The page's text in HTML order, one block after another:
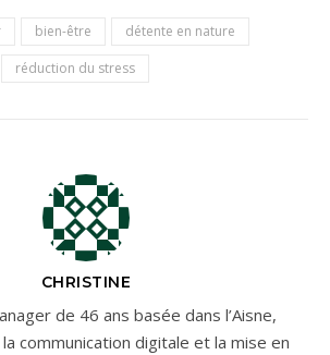
bien-être
détente en nature
réduction du stress
CHRISTINE
de 46 ans basée dans l’Aisne,
communication digitale et la mise en